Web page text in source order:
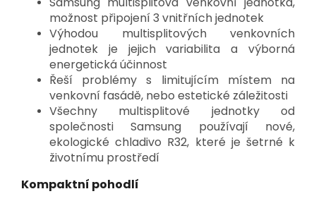
možnost připojení 3 vnitřních jednotek
Výhodou multisplitových venkovních
jednotek je jejich variabilita a výborná
energetická účinnost
Řeší problémy s limitujícím místem na
venkovní fasádě, nebo estetické záležitosti
Všechny multisplitové jednotky od
společnosti Samsung používají nové,
ekologické chladivo R32, které je šetrné k
životnímu prostředí
Kompaktní pohodlí